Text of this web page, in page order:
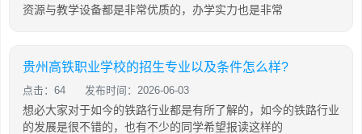
资源与教学设备都是非常优质的，办学实力也是非常
贵州高铁职业学校的招生专业以及条件怎么样?
点击：64 发布时间：2026-06-03
想必大家对于如今的铁路行业都是有所了解的，如今的铁路行业
的发展是很不错的，也有不少的同学希望报读这样的